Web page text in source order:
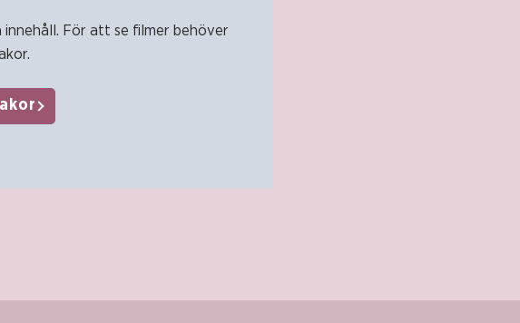
För att se filmer behöver